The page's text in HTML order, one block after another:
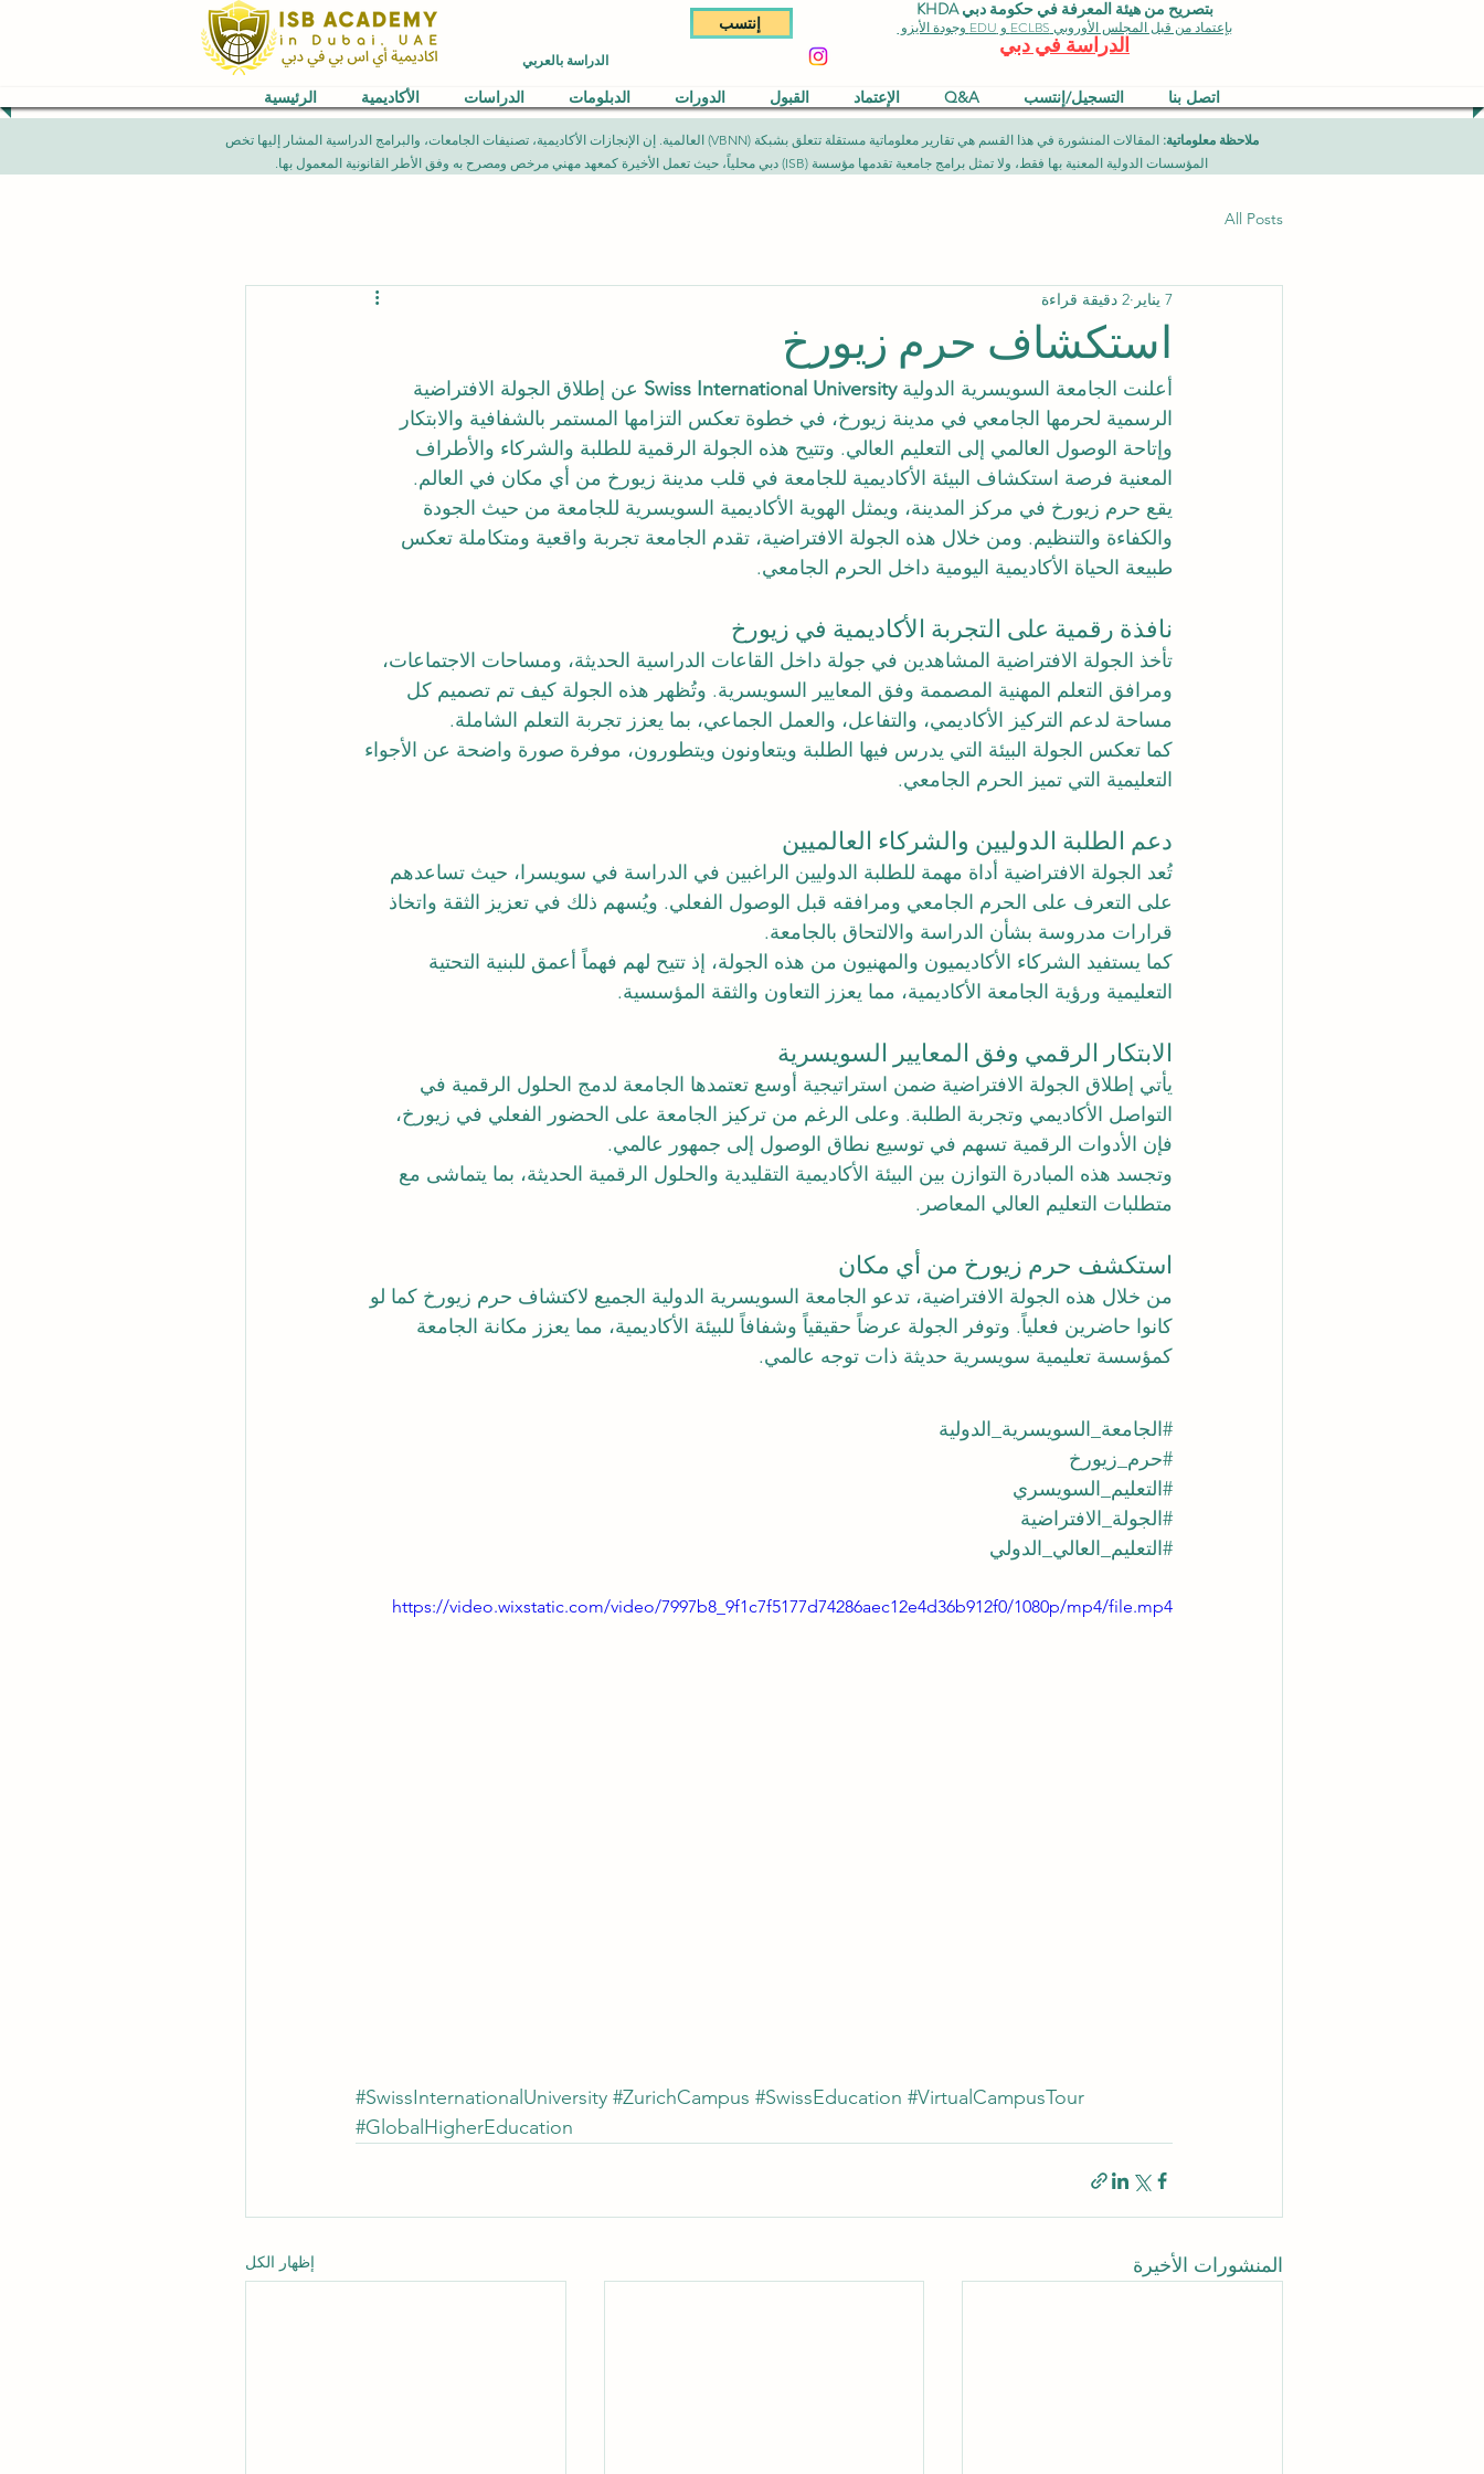
إنتسب
الدراسة بالعربي
بتصريح من هيئة المعرفة في حكومة دبي KHDA
بإعتماد من قبل المجلس الأوروبي ECLBS و EDU وجودة الأيزو
الدراسة في دبي
الرئيسية الأكاديمية الدراسات الدبلومات الدورات القبول الإعتماد Q&A التسجيل/إنتسب اتصل بنا
ملاحظة معلوماتية:
المقالات المنشورة في هذا القسم هي تقارير معلوماتية مستقلة تتعلق بشبكة (VBNN) العالمية. إن الإنجازات الأكاديمية، تصنيفات الجامعات، والبرامج الدراسية المشار إليها تخص
المؤسسات الدولية المعنية بها فقط، ولا تمثل برامج جامعية تقدمها مؤسسة (ISB) دبي محلياً، حيث تعمل الأخيرة كمعهد مهني مرخص ومصرح به وفق الأطر القانونية المعمول بها.
All Posts
استكشاف حرم زيورخ
7 يناير 2 دقيقة قراءة
أعلنت الجامعة السويسرية الدولية Swiss International University عن إطلاق الجولة الافتراضية
الرسمية لحرمها الجامعي في مدينة زيورخ، في خطوة تعكس التزامها المستمر بالشفافية والابتكار
وإتاحة الوصول العالمي إلى التعليم العالي. وتتيح هذه الجولة الرقمية للطلبة والشركاء والأطراف
المعنية فرصة استكشاف البيئة الأكاديمية للجامعة في قلب مدينة زيورخ من أي مكان في العالم.
يقع حرم زيورخ في مركز المدينة، ويمثل الهوية الأكاديمية السويسرية للجامعة من حيث الجودة
والكفاءة والتنظيم. ومن خلال هذه الجولة الافتراضية، تقدم الجامعة تجربة واقعية ومتكاملة تعكس
طبيعة الحياة الأكاديمية اليومية داخل الحرم الجامعي.
نافذة رقمية على التجربة الأكاديمية في زيورخ
تأخذ الجولة الافتراضية المشاهدين في جولة داخل القاعات الدراسية الحديثة، ومساحات الاجتماعات،
ومرافق التعلم المهنية المصممة وفق المعايير السويسرية. وتُظهر هذه الجولة كيف تم تصميم كل
مساحة لدعم التركيز الأكاديمي، والتفاعل، والعمل الجماعي، بما يعزز تجربة التعلم الشاملة.
كما تعكس الجولة البيئة التي يدرس فيها الطلبة ويتعاونون ويتطورون، موفرة صورة واضحة عن الأجواء
التعليمية التي تميز الحرم الجامعي.
دعم الطلبة الدوليين والشركاء العالميين
تُعد الجولة الافتراضية أداة مهمة للطلبة الدوليين الراغبين في الدراسة في سويسرا، حيث تساعدهم
على التعرف على الحرم الجامعي ومرافقه قبل الوصول الفعلي. ويُسهم ذلك في تعزيز الثقة واتخاذ
قرارات مدروسة بشأن الدراسة والالتحاق بالجامعة.
كما يستفيد الشركاء الأكاديميون والمهنيون من هذه الجولة، إذ تتيح لهم فهماً أعمق للبنية التحتية
التعليمية ورؤية الجامعة الأكاديمية، مما يعزز التعاون والثقة المؤسسية.
الابتكار الرقمي وفق المعايير السويسرية
يأتي إطلاق الجولة الافتراضية ضمن استراتيجية أوسع تعتمدها الجامعة لدمج الحلول الرقمية في
التواصل الأكاديمي وتجربة الطلبة. وعلى الرغم من تركيز الجامعة على الحضور الفعلي في زيورخ،
فإن الأدوات الرقمية تسهم في توسيع نطاق الوصول إلى جمهور عالمي.
وتجسد هذه المبادرة التوازن بين البيئة الأكاديمية التقليدية والحلول الرقمية الحديثة، بما يتماشى مع
متطلبات التعليم العالي المعاصر.
استكشف حرم زيورخ من أي مكان
من خلال هذه الجولة الافتراضية، تدعو الجامعة السويسرية الدولية الجميع لاكتشاف حرم زيورخ كما لو
كانوا حاضرين فعلياً. وتوفر الجولة عرضاً حقيقياً وشفافاً للبيئة الأكاديمية، مما يعزز مكانة الجامعة
كمؤسسة تعليمية سويسرية حديثة ذات توجه عالمي.
#الجامعة_السويسرية_الدولية
#حرم_زيورخ
#التعليم_السويسري
#الجولة_الافتراضية
#التعليم_العالي_الدولي
https://video.wixstatic.com/video/7997b8_9f1c7f5177d74286aec12e4d36b912f0/1080p/mp4/file.mp4
#SwissInternationalUniversity #ZurichCampus #SwissEducation #VirtualCampusTour
#GlobalHigherEducation
المنشورات الأخيرة إظهار الكل